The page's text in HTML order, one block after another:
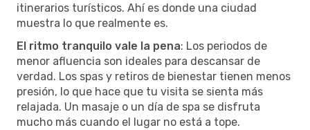
itinerarios turísticos. Ahí es donde una ciudad
muestra lo que realmente es.
El ritmo tranquilo vale la pena: Los periodos de
menor afluencia son ideales para descansar de
verdad. Los spas y retiros de bienestar tienen menos
presión, lo que hace que tu visita se sienta más
relajada. Un masaje o un día de spa se disfruta
mucho más cuando el lugar no está a tope.